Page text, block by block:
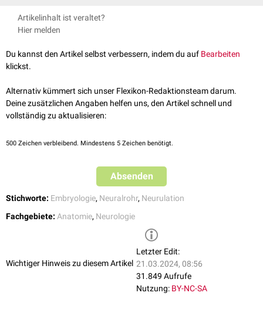
Die Höhe des Neuroporus
erwachsenen Gehirns. Schließt sich der Neuroporus anterior nicht, kann
siehe auch:Neuralrohrdefekt
Artikelinhalt ist veraltet?
Hier melden
Du kannst den Artikel selbst verbessern, indem du auf Bearbeiten
klickst.
Alternativ kümmert sich unser Flexikon-Redaktionsteam darum.
Deine zusätzlichen Angaben helfen uns, den Artikel schnell und
vollständig zu aktualisieren:
500 Zeichen verbleibend. Mindestens 5 Zeichen benötigt.
Absenden
Stichworte: Embryologie, Neuralrohr, Neurulation
Fachgebiete: Anatomie, Neurologie
Wichtiger Hinweis zu diesem Artikel
Letzter Edit:
21.03.2024, 08:56
31.849 Aufrufe
Nutzung: BY-NC-SA